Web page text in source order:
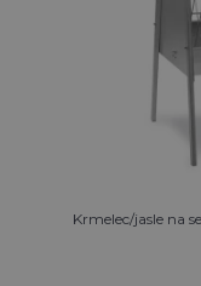
Krmelec/jasle na